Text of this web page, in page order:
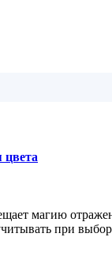
цвета
магию
при